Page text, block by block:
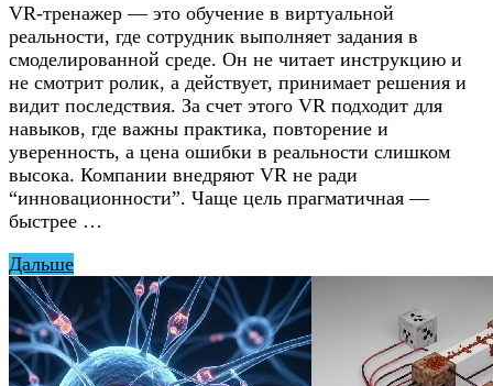
VR-тренажер — это обучение в виртуальной
реальности, где сотрудник выполняет задания в
смоделированной среде. Он не читает инструкцию и
не смотрит ролик, а действует, принимает решения и
видит последствия. За счет этого VR подходит для
навыков, где важны практика, повторение и
уверенность, а цена ошибки в реальности слишком
высока. Компании внедряют VR не ради
“инновационности”. Чаще цель прагматичная —
быстрее …
Дальше